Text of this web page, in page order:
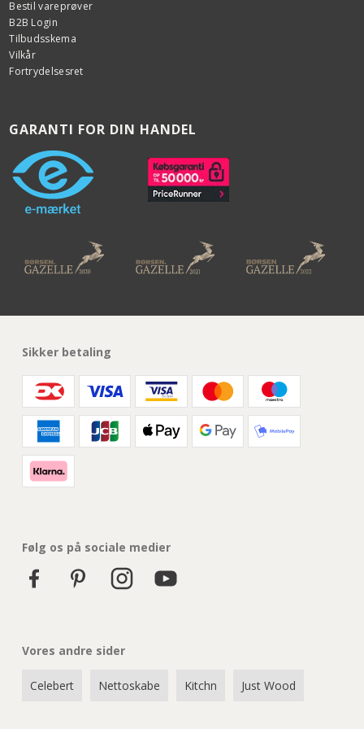
Bestil vareprøver
B2B Login
Tilbudsskema
Vilkår
Fortrydelsesret
GARANTI FOR DIN HANDEL
Sikker betaling
Følg os på sociale medier
Vores andre sider
Celebert Nettoskabe Kitchn Just Wood